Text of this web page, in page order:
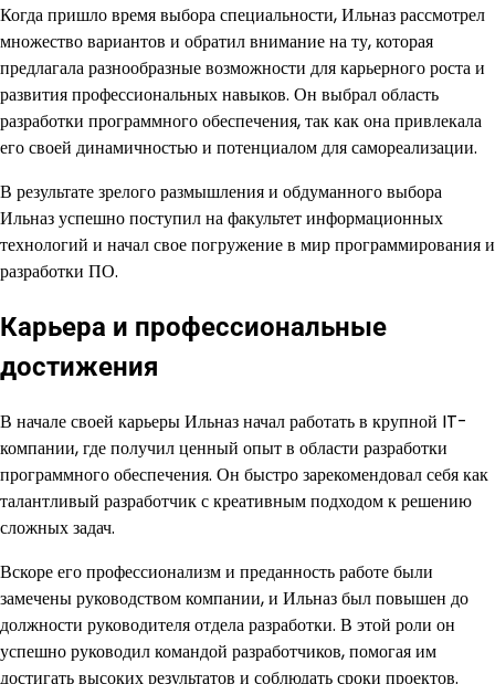
Когда пришло время выбора специальности, Ильназ рассмотрел
множество вариантов и обратил внимание на ту, которая
предлагала разнообразные возможности для карьерного роста и
развития профессиональных навыков. Он выбрал область
разработки программного обеспечения, так как она привлекала
его своей динамичностью и потенциалом для самореализации.
В результате зрелого размышления и обдуманного выбора
Ильназ успешно поступил на факультет информационных
технологий и начал свое погружение в мир программирования и
разработки ПО.
Карьера и профессиональные
достижения
В начале своей карьеры Ильназ начал работать в крупной IT-
компании, где получил ценный опыт в области разработки
программного обеспечения. Он быстро зарекомендовал себя как
талантливый разработчик с креативным подходом к решению
сложных задач.
Вскоре его профессионализм и преданность работе были
замечены руководством компании, и Ильназ был повышен до
должности руководителя отдела разработки. В этой роли он
успешно руководил командой разработчиков, помогая им
достигать высоких результатов и соблюдать сроки проектов.